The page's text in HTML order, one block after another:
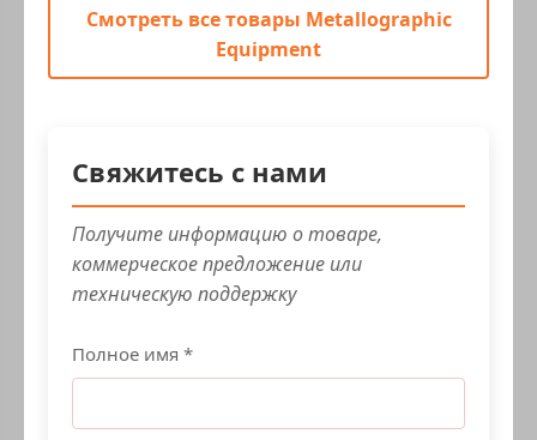
Смотреть все товары Metallographic
Equipment
Свяжитесь с нами
Получите информацию о товаре,
коммерческое предложение или
техническую поддержку
Полное имя *